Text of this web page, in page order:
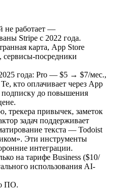
не работает —
Stripe с 2022 года.
карта, App Store
посредники
года: Pro — $5 → $7/мес.,
кто оплачивает через App
подписку до повышения
трекера привычек, заметок
задач поддерживает
текста — Todoist
Эти инструменты
интеграции.
на тарифе Business ($10/
использования AI-
ПО.